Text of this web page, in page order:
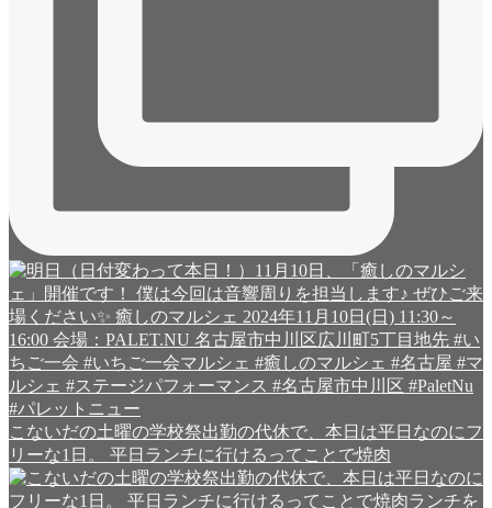
こないだの土曜の学校祭出勤の代休で、本日は平日なのにフ
リーな1日。 平日ランチに行けるってことで焼肉